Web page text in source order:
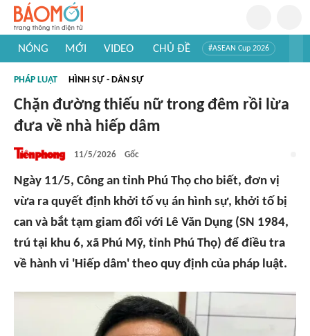
NÓNG MỚI VIDEO CHỦ ĐỀ #ASEAN Cup 2026
#Khám phá thế giới
PHÁP LUẬT HÌNH SỰ - DÂN SỰ
Chặn đường thiếu nữ trong đêm rồi lừa
đưa về nhà hiếp dâm
11/5/2026 Gốc
Ngày 11/5, Công an tỉnh Phú Thọ cho biết, đơn vị
vừa ra quyết định khởi tố vụ án hình sự, khởi tố bị
can và bắt tạm giam đối với Lê Văn Dụng (SN 1984,
trú tại khu 6, xã Phú Mỹ, tỉnh Phú Thọ) để điều tra
về hành vi 'Hiếp dâm' theo quy định của pháp luật.